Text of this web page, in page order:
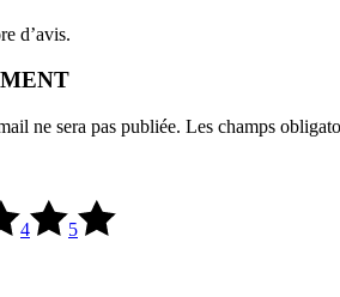
d’avis.
ne sera pas publiée. Les champs
4 5